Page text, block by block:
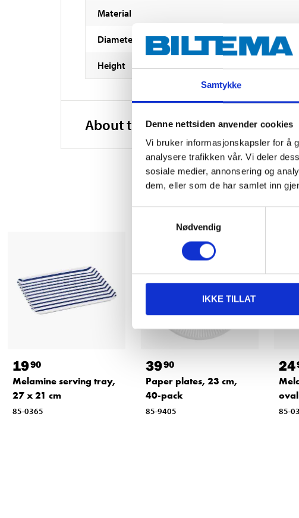
Samtykke
Denne nettsiden anvender cookies
Vi bruker informasjonskapsler for å
analysere trafikken vår. Vi deler
sosiale medier, annonsering og
dem, eller som de har samlet inn
Nødvendig
IKKE TILLAT
Material
Diameter
Height
About the manufacturer
1990
Melamine serving tray,
27 x 21 cm
85-0365
3990
Paper plates, 23 cm,
40-pack
85-9405
24
oval
85-